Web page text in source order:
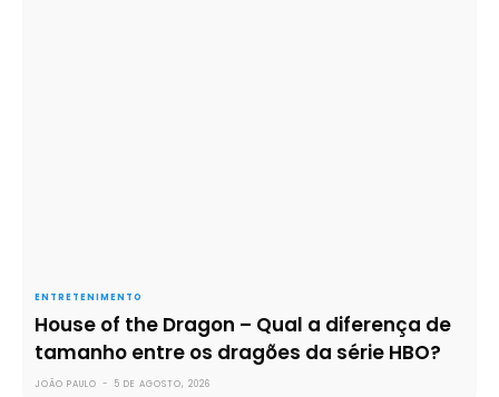
ENTRETENIMENTO
House of the Dragon – Qual a diferença de
tamanho entre os dragões da série HBO?
JOÃO PAULO - 5 DE AGOSTO, 2026